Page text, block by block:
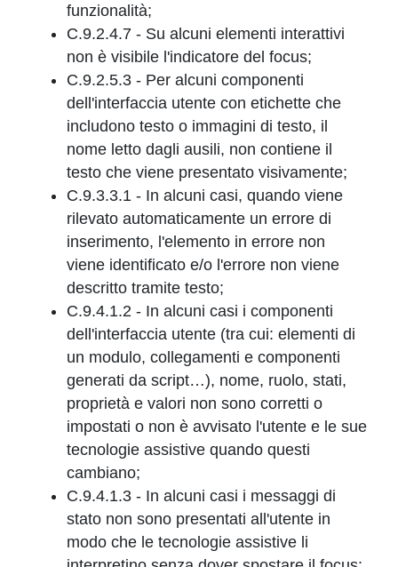
funzionalità;
C.9.2.4.7 - Su alcuni elementi interattivi
non è visibile l'indicatore del focus;
C.9.2.5.3 - Per alcuni componenti
dell'interfaccia utente con etichette che
includono testo o immagini di testo, il
nome letto dagli ausili, non contiene il
testo che viene presentato visivamente;
C.9.3.3.1 - In alcuni casi, quando viene
rilevato automaticamente un errore di
inserimento, l'elemento in errore non
viene identificato e/o l'errore non viene
descritto tramite testo;
C.9.4.1.2 - In alcuni casi i componenti
dell'interfaccia utente (tra cui: elementi di
un modulo, collegamenti e componenti
generati da script…), nome, ruolo, stati,
proprietà e valori non sono corretti o
impostati o non è avvisato l'utente e le sue
tecnologie assistive quando questi
cambiano;
C.9.4.1.3 - In alcuni casi i messaggi di
stato non sono presentati all'utente in
modo che le tecnologie assistive li